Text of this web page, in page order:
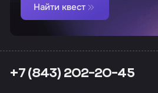
Найти квест
+7 (843) 202-20-45